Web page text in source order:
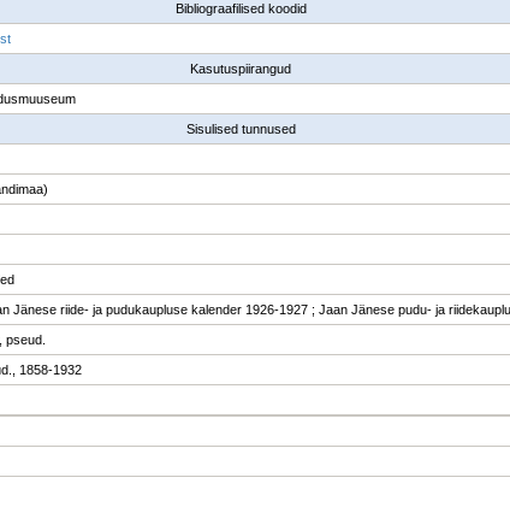
Bibliograafilised koodid
Kasutuspiirangud
Sisulised tunnused
Jänese riide- ja pudukaupluse kalender 1926-1927 ; Jaan Jänese pudu- ja
pseud.
1858-1932